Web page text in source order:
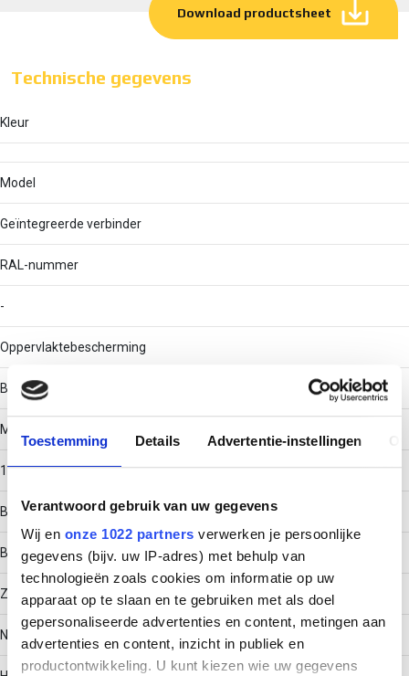
Toestemming Details Advertentie-instellingen
Verantwoord gebruik van uw gegevens
Wij en onze 1022 partners verwerken je persoonlijke
gegevens (bijv. uw IP-adres) met behulp van
technologieën zoals cookies om informatie op uw
apparaat op te slaan en te gebruiken met als doel
gepersonaliseerde advertenties en content, metingen aan
advertenties en content, inzicht in publiek en
productontwikkeling. U kunt kiezen wie uw gegevens
Download productsheet
Technische gegevens
Kleur
Model
Geïntegreerde verbinder
RAL-nummer
-
Oppervlaktebescherming
Bandverzinkt (sendzimir verzinkt) en gecoat
Materiaaldikte
1
Bouwvorm
Bocht star
Zijperforatie
Nee